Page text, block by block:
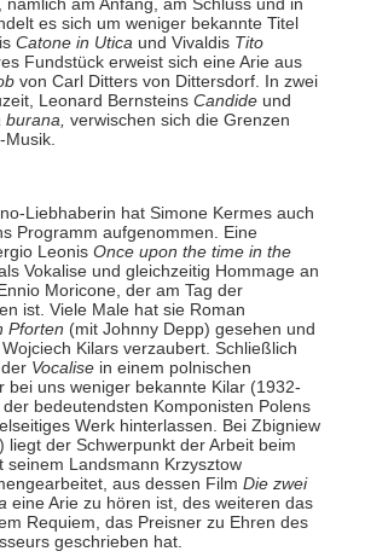
es sich um weniger bekannte Titel
Catone in Utica und Vivaldis Tito
Fundstück erweist sich eine Arie aus
von Carl Ditters von Dittersdorf. In zwei
Leonard Bernsteins Candideund
verwischen sich die Grenzen
Liebhaberin hat Simone Kermes auch
Programm aufgenommen. Eine
Leonis Once upon the time in the
Vokalise und gleichzeitig Hommage an
Moricone, der am Tag der
ist. Viele Male hat sie Roman
Pforten (mit Johnny Depp) gesehen und
Kilars verzaubert. Schließlich
Vocalisein einem polnischen
bei uns weniger bekannte Kilar (1932-
bedeutendsten Komponisten Polens
Werk hinterlassen. Bei Zbigniew
liegt der Schwerpunkt der Arbeit beim
seinem Landsmann Krzysztow
aus dessen Film Die zwei
eine Arie zu hören ist, des weiteren das
Requiem, das Preisner zu Ehren des
geschrieben hat.